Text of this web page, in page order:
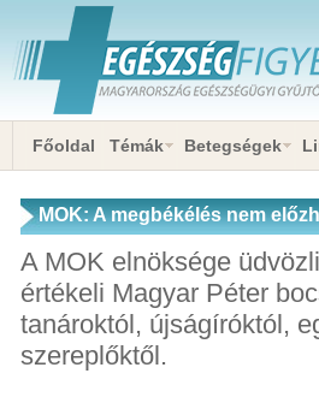
Főoldal Témák Betegségek
MOK: A megbékélés nem
A MOK elnöksége
értékeli Magyar Péter
tanároktól, újságíróktól,
szereplőktől.